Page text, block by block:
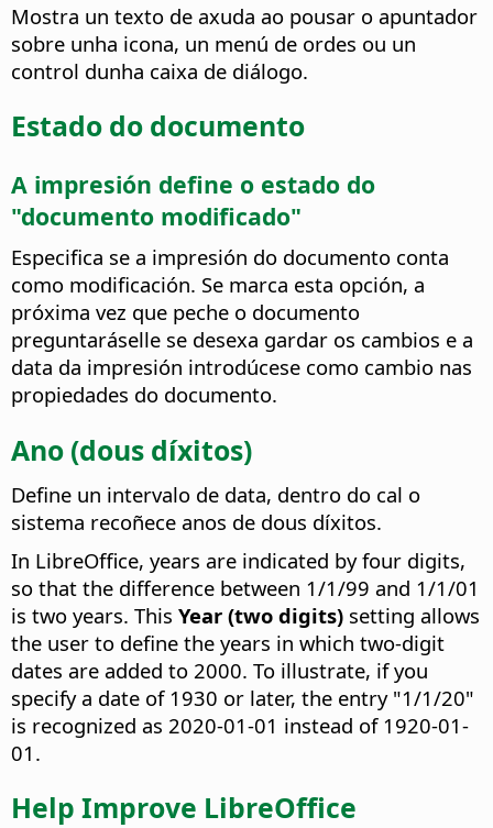
Mostra un texto de axuda ao pousar o apuntador
sobre unha icona, un menú de ordes ou un
control dunha caixa de diálogo.
Estado do documento
A impresión define o estado do
"documento modificado"
Especifica se a impresión do documento conta
como modificación. Se marca esta opción, a
próxima vez que peche o documento
preguntaráselle se desexa gardar os cambios e a
data da impresión introdúcese como cambio nas
propiedades do documento.
Ano (dous díxitos)
Define un intervalo de data, dentro do cal o
sistema recoñece anos de dous díxitos.
In LibreOffice, years are indicated by four digits,
so that the difference between 1/1/99 and 1/1/01
is two years. This Year (two digits) setting allows
the user to define the years in which two-digit
dates are added to 2000. To illustrate, if you
specify a date of 1930 or later, the entry "1/1/20"
is recognized as 2020-01-01 instead of 1920-01-
01.
Help Improve LibreOffice